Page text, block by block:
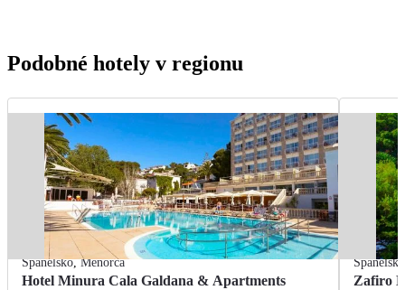
Podobné hotely v regionu
Španělsko,Menorca
Hotel Minura Cala Galdana & Apartments
Španělsko
Zafiro